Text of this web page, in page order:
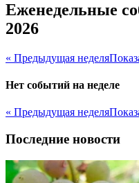
Еженедельные
2026
« Предыдущая неделя
Нет событий на неделе
« Предыдущая неделя
Последние новости